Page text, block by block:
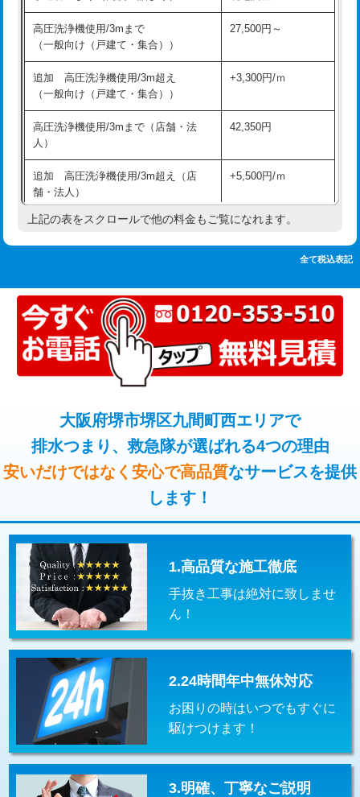
追加人工 16,500円
廃棄・処分 現場見積
※給水管工事は20mmまでの価格です。
持込商品取付（混合水栓）
持込商品取付（浄水器・分岐水栓） 16,500円
業）
排水管工事（追加 排水管工事/3ｍ超
え）
マス交換（土の掘削・埋め戻し作業） 11,000円~
マス交換（深さ50㎝以上） 66,000円
コンクリート斫り（厚さ10㎝まで） 27,500円
コンクリート斫り（厚さ10㎝超え） 38,500円
モルタル補修（厚さ10㎝まで） 27,500円
モルタル補修（厚さ10㎝超え） 38,500円
追加人工 16,500円
高圧洗浄機使用/3mまで
（一般向け（戸建て・集合））
27,500円～
追加 高圧洗浄機使用/3m超え
（一般向け（戸建て・集合））
+3,300円/ｍ
高圧洗浄機使用/3mまで（店舗・法
人）
42,350円
追加 高圧洗浄機使用/3m超え（店
舗・法人）
+5,500円/ｍ
高度高圧洗浄換 現地調査
トーラー機使用/3mまで 33,000円
追加トーラー機使用/3m超え +3,300円
カメラ調査 33,000円
止水・漏水調査・防水処理・清掃・修
理・調整・分解・加工など（軽作業）
11,000円
止水・漏水調査・防水処理・清掃・修
理・調整・分解・加工など（中作業）
22,000円
止水・漏水調査・防水処理・清掃・修
理・調整・分解・加工など（重作業）
33,000円
その他部品の脱着 8,800円～
交換・取付（タンク） 22,000円+材料費
交換・取付(単水栓（壁付・デッキ
式）)
13,200円+材料費
交換・取付(混合水栓（壁付・デッキ
式・ワンホール）)
16,500円+材料費
交換・取付(排水栓・排水トラップ
（P/S/ポップアップ））
22,000円+材料費
交換・取付（その他部品） 11,000円+材料費
上記の表をスクロールで他の料金もご覧になれます。
全て税込表記
大阪府堺市堺区九間町西エリアで
排水つまり、救急隊が選ばれる4つの理由
安いだけではなく安心で高品質なサービスを提供
します！
1.高品質な施工徹底
手抜き工事は絶対に致しませ
ん！
2.24時間年中無休対応
お困りの時はいつでもすぐに
駆けつけます！
3.明確、丁寧なご説明